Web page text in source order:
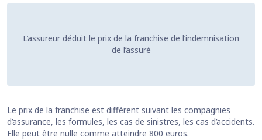
L’assureur déduit le prix de la franchise de l’indemnisation
de l’assuré
Le prix de la franchise est différent suivant les compagnies
d’assurance, les formules, les cas de sinistres, les cas d’accidents.
Elle peut être nulle comme atteindre 800 euros.